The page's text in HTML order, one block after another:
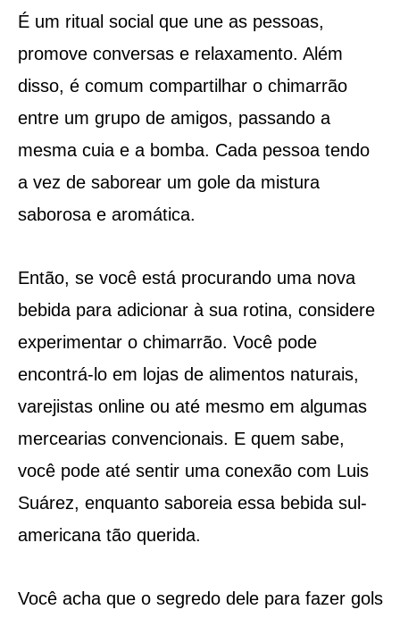
É um ritual social que une as pessoas,
promove conversas e relaxamento. Além
disso, é comum compartilhar o chimarrão
entre um grupo de amigos, passando a
mesma cuia e a bomba. Cada pessoa tendo
a vez de saborear um gole da mistura
saborosa e aromática.
Então, se você está procurando uma nova
bebida para adicionar à sua rotina, considere
experimentar o chimarrão. Você pode
encontrá-lo em lojas de alimentos naturais,
varejistas online ou até mesmo em algumas
mercearias convencionais. E quem sabe,
você pode até sentir uma conexão com Luis
Suárez, enquanto saboreia essa bebida sul-
americana tão querida.
Você acha que o segredo dele para fazer gols